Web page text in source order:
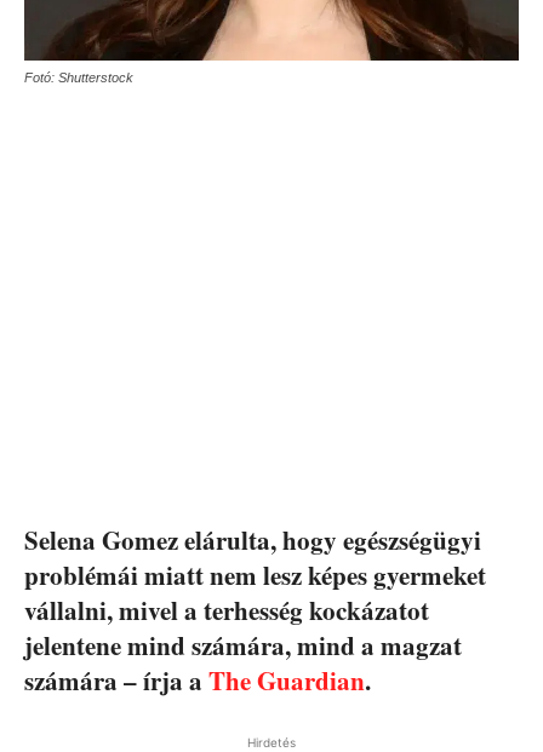
Fotó: Shutterstock
Selena Gomez elárulta, hogy egészségügyi
problémái miatt nem lesz képes gyermeket
vállalni, mivel a terhesség kockázatot
jelentene mind számára, mind a magzat
számára – írja a The Guardian.
Hirdetés